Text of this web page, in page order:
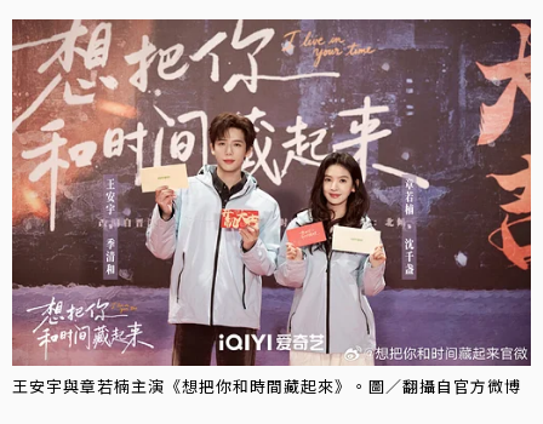
王安宇與章若楠主演《想把你和時間藏起來》。圖／翻攝自官方微博